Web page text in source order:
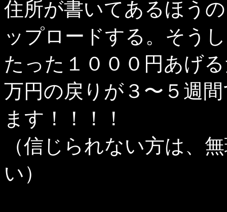
住所が書いてあるほう
ップロードする。そう
たった１０００円あげ
万円の戻りが３〜５週
ます！！！！
（信じられない方は、
い）